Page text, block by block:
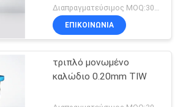
Διαπραγματεύσιμος MOQ:3000 μέτρα
ΕΠΙΚΟΙΝΩΝΙΑ
τριπλό μονωμένο
καλώδιο 0.20mm TIW